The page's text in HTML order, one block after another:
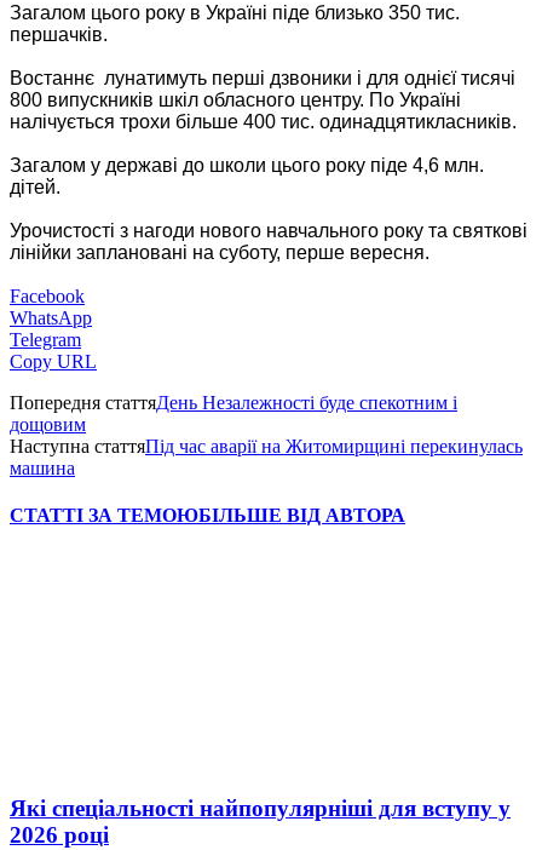
Загалом цього року в Україні піде близько 350 тис.
першачків.
Востаннє лунатимуть перші дзвоники і для однієї тисячі
800 випускників шкіл обласного центру. По Україні
налічується трохи більше 400 тис. одинадцятикласників.
Загалом у державі до школи цього року піде 4,6 млн.
дітей.
Урочистості з нагоди нового навчального року та святкові
лінійки заплановані на суботу, перше вересня.
Facebook
WhatsApp
Telegram
Copy URL
Попередня статтяДень Незалежності буде спекотним і
дощовим
Наступна статтяПід час аварії на Житомирщині перекинулась
машина
СТАТТІ ЗА ТЕМОЮБІЛЬШЕ ВІД АВТОРА
Які спеціальності найпопулярніші для вступу у
2026 році